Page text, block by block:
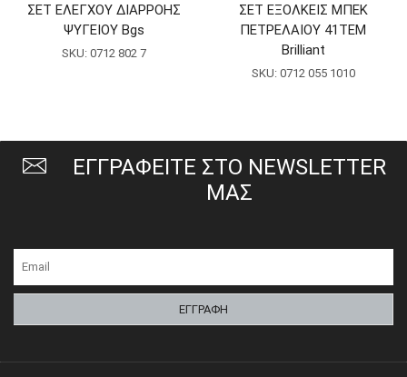
ΣΕΤ ΕΛΕΓΧΟΥ ΔΙΑΡΡΟΗΣ
ΨΥΓΕΙΟΥ Bgs
SKU: 0712 802 7
ΣΕΤ ΕΞΟΛΚΕΙΣ ΜΠΕΚ
ΠΕΤΡΕΛΑΙΟΥ 41ΤΕΜ
Brilliant
SKU: 0712 055 1010
ΕΓΓΡΑΦΕΙΤΕ ΣΤΟ NEWSLETTER
ΜΑΣ